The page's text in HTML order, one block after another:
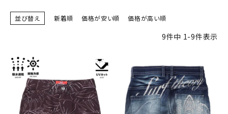
ご利用ガイド
ブランドメニュー
新商品
並び替え 新着順 価格が安い順 価格が高い順
9件中 1-9件表示